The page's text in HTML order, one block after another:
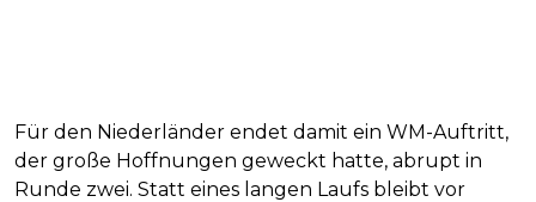
Für den Niederländer endet damit ein WM-Auftritt,
der große Hoffnungen geweckt hatte, abrupt in
Runde zwei. Statt eines langen Laufs bleibt vor